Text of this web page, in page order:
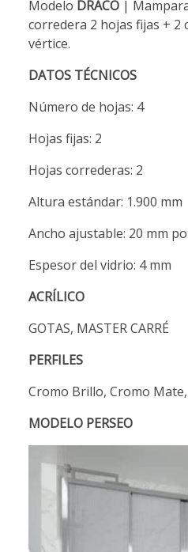
Modelo DRACO |
corredera 2 hojas fijas + 2
vértice.
DATOS TÉCNICOS
Número de hojas: 4
Hojas fijas: 2
Hojas correderas: 2
Altura estándar: 1.900 mm
Ancho ajustable: 20 mm
Espesor del vidrio: 4 mm
ACRÍLICO
GOTAS, MASTER CARRÉ
PERFILES
Cromo Brillo, Cromo
MODELO PERSEO